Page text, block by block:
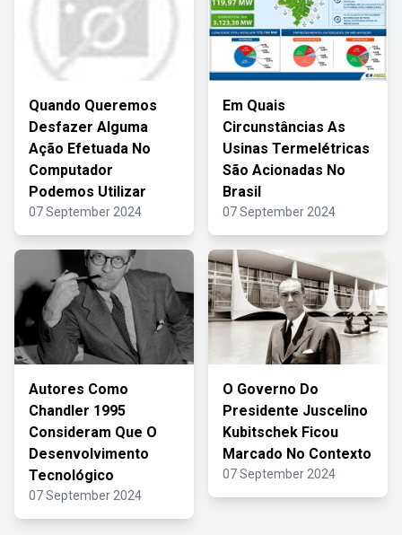
Quando Queremos
Desfazer Alguma
Ação Efetuada No
Computador
Podemos Utilizar
07 September 2024
Em Quais
Circunstâncias As
Usinas Termelétricas
São Acionadas No
Brasil
07 September 2024
Autores Como
Chandler 1995
Consideram Que O
Desenvolvimento
Tecnológico
07 September 2024
O Governo Do
Presidente Juscelino
Kubitschek Ficou
Marcado No Contexto
07 September 2024